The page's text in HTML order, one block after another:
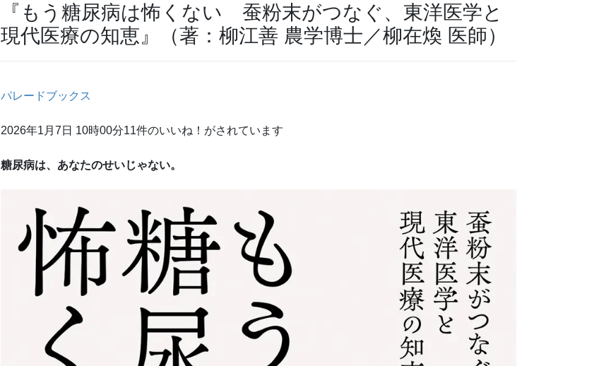
『もう糖尿病は怖くない 蚕粉末がつなぐ、東洋医学と
現代医療の知恵』（著：柳江善 農学博士／柳在煥 医師）
パレードブックス
2026年1月7日 10時00分11件のいいね！がされています
糖尿病は、あなたのせいじゃない。